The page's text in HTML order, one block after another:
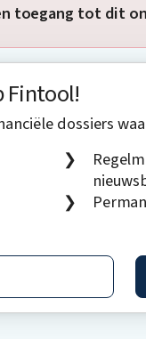
toegang tot dit
Fintool!
dossiers